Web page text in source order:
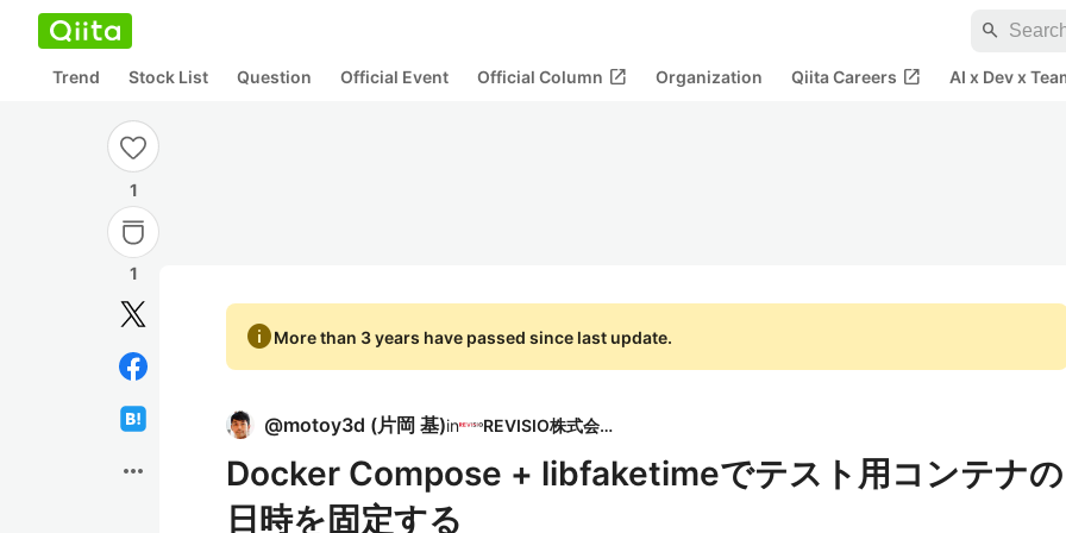
search
Trend Stock List Question Official Event Official Column open_in_new Organization Qiita Careers open_in_new AI x Dev x
1
1
more_horiz
infoMore than 3 years have passed since last update.
@motoy3d (片岡 基)in REVISIO株式会社
Docker Compose + libfaketimeでテスト用コンテナの
日時を固定する